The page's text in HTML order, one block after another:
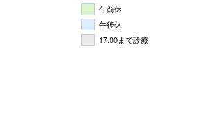
午前休
午後休
17:00まで診療